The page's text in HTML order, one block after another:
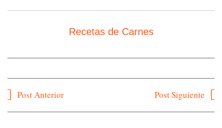
Recetas de Carnes
Navegación
Post Anterior Post Siguiente